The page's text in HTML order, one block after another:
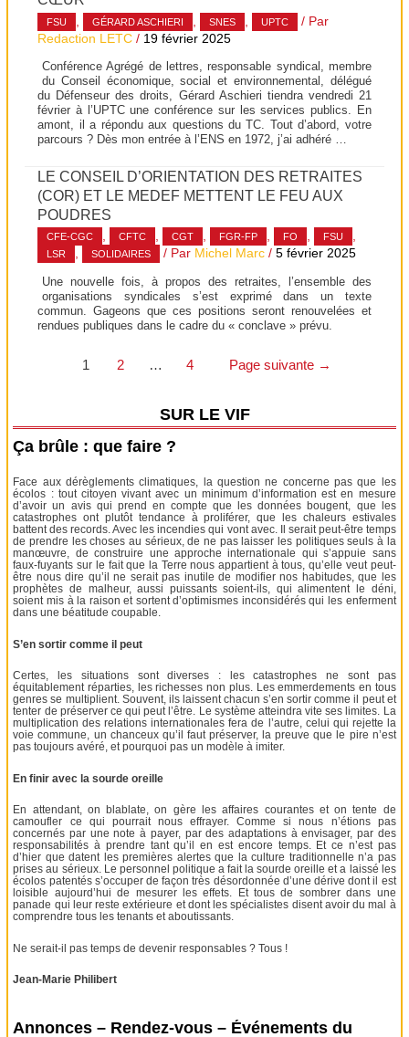
FSU GÉRARD ASCHIERI SNES UPTC
/ Par
Redaction LETC / 19 février 2025
Conférence Agrégé de lettres, responsable syndical, membre
du Conseil économique, social et environnemental, délégué
du Défenseur des droits, Gérard Aschieri tiendra vendredi 21
février à l’UPTC une conférence sur les services publics. En
amont, il a répondu aux questions du TC. Tout d’abord, votre
parcours ? Dès mon entrée à l’ENS en 1972, j’ai adhéré …
LE CONSEIL D’ORIENTATION DES RETRAITES
(COR) ET LE MEDEF METTENT LE FEU AUX
POUDRES
CFE-CGC , CFTC , CGT , FGR-FP , FO , FSU ,
LSR , SOLIDAIRES / Par Michel Marc /5 février 2025
Une nouvelle fois, à propos des retraites, l’ensemble des
organisations syndicales s’est exprimé dans un texte
commun. Gageons que ces positions seront renouvelées et
rendues publiques dans le cadre du « conclave » prévu.
Pagination
publications
1 2 … 4 Page suivante →
SUR LE VIF
Ça brûle : que faire ?
Face aux dérèglements climatiques, la question ne concerne pas que les
écolos : tout citoyen vivant avec un minimum d’information est en mesure
d’avoir un avis qui prend en compte que les données bougent, que les
catastrophes ont plutôt tendance à proliférer, que les chaleurs estivales
battent des records. Avec les incendies qui vont avec. Il serait peut-être temps
de prendre les choses au sérieux, de ne pas laisser les politiques seuls à la
manœuvre, de construire une approche internationale qui s’appuie sans
faux-fuyants sur le fait que la Terre nous appartient à tous, qu’elle veut peut-
être nous dire qu’il ne serait pas inutile de modifier nos habitudes, que les
prophètes de malheur, aussi puissants soient-ils, qui alimentent le déni,
soient mis à la raison et sortent d’optimismes inconsidérés qui les enferment
dans une béatitude coupable.
S’en sortir comme il peut
Certes, les situations sont diverses : les catastrophes ne sont pas
équitablement réparties, les richesses non plus. Les emmerdements en tous
genres se multiplient. Souvent, ils laissent chacun s’en sortir comme il peut et
tenter de préserver ce qui peut l’être. Le système atteindra vite ses limites. La
multiplication des relations internationales fera de l’autre, celui qui rejette la
voie commune, un chanceux qu’il faut préserver, la preuve que le pire n’est
pas toujours avéré, et pourquoi pas un modèle à imiter.
En finir avec la sourde oreille
En attendant, on blablate, on gère les affaires courantes et on tente de
camoufler ce qui pourrait nous effrayer. Comme si nous n’étions pas
concernés par une note à payer, par des adaptations à envisager, par des
responsabilités à prendre tant qu’il en est encore temps. Et ce n’est pas
d’hier que datent les premières alertes que la culture traditionnelle n’a pas
prises au sérieux. Le personnel politique a fait la sourde oreille et a laissé les
écolos patentés s’occuper de façon très désordonnée d’une dérive dont il est
loisible aujourd’hui de mesurer les effets. Et tous de sombrer dans une
panade qui leur reste extérieure et dont les spécialistes disent avoir du mal à
comprendre tous les tenants et aboutissants.
Ne serait-il pas temps de devenir responsables ? Tous !
Jean-Marie Philibert
Annonces – Rendez-vous – Événements du